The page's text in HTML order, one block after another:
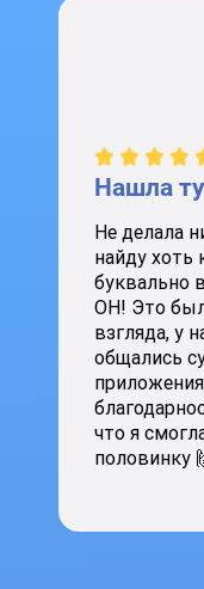
Нашла
Не делала
найду хоть
буквально
ОН! Это
взгляда, у
общались
что я
половинку